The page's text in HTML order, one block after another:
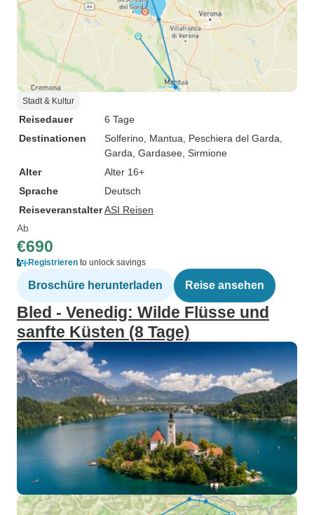
Stadt & Kultur
Reisedauer
6 Tage
Destinationen
Solferino , Mantua , Peschiera del Garda
Garda , Gardasee , Sirmione
Alter
Alter 16+
Sprache
Deutsch
ReiseveranstalterASI Reisen
Ab
€690
Registrieren to unlock savings
Broschüre herunterladen Reise ansehen
Bled - Venedig: Wilde Flüsse und
sanfte Küsten (8 Tage)